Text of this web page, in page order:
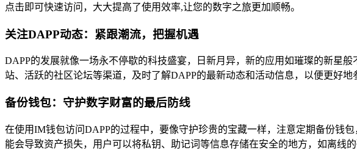
点击即可快速访问，大大提高了使用效率,让您的数字之旅更加顺畅。
关注DAPP动态：紧跟潮流，把握机遇
DAPP的发展就像一场永不停歇的科技盛宴，日新月异，新的应用如璀璨的新星
站、活跃的社区论坛等渠道，及时了解DAPP的最新动态和活动信息，以便更好地
备份钱包：守护数字财富的最后防线
在使用IM钱包访问DAPP的过程中，要像守护珍贵的宝藏一样，注意定期备份钱
能会导致资产损失，用户可以将私钥、助记词等信息存储在安全的地方，如离线